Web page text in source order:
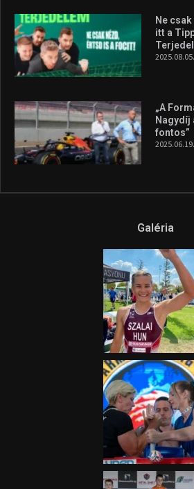
Ne
itt a
2025.08.05.
„A
Nagydíj
fontos”
2025.06.19.
Galéria